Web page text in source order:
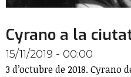
Cyrano a la
15/11/2019 - 00:00
3 d’octubre de 2018.